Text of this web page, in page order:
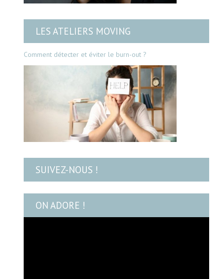
LES ATELIERS MOVING
Comment détecter et éviter le burn-out ?
SUIVEZ-NOUS !
ON ADORE !